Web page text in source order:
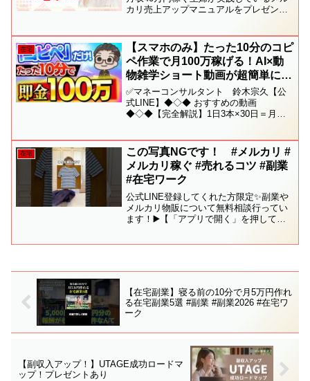
カリ売上アップマニュアルをプレゼント
ワークの最新情報が受け取れます＾＾PC
の方は...
在宅
【スマホのみ】たった10分のコピ
ペ作業で月100万稼げる！AI×動
物雑学ショート動画が超簡単にバ
ズる！作り方から収益化まで初心
者向けに徹底解説【AI動画 AI副
業】【在宅ワーク】【おすすめ
✅マネーコンサルタント 鈴木宗久【公
式LINE】◆◇◆ おすすめの動画
◆◇◆【完全解説】1日3本×30日＝月収
ゴい【副業】【AI】【Canva】他の「ス
マ...
在宅
この写真NGです！ #メルカリ #
メルカリ稼ぐ #売れるコツ #副業
#在宅ワーク
公式LINE登録してくれた方限定✨副業や
メルカリ物販について無料相談行ってい
ます！▶️【「アプリで開く」を押してく
【在宅副業】寝る前の10分で月5万円作れ
る在宅副業5選 #副業 #副業2026 #在宅ワ
ーク
【副収入アップ！】UTAGE成功ロードマ
ップ！プレゼントあり